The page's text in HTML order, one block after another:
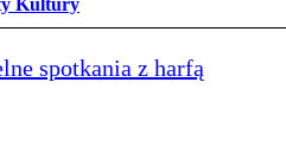
Kultury
spotkania z harfą